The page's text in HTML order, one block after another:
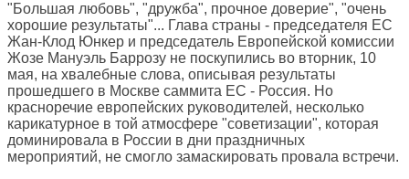
"Большая любовь", "дружба", прочное доверие", "очень
хорошие результаты"... Глава страны - председателя ЕС
Жан-Клод Юнкер и председатель Европейской комиссии
Жозе Мануэль Баррозу не поскупились во вторник, 10
мая, на хвалебные слова, описывая результаты
прошедшего в Москве саммита ЕС - Россия. Но
красноречие европейских руководителей, несколько
карикатурное в той атмосфере "советизации", которая
доминировала в России в дни праздничных
мероприятий, не смогло замаскировать провала встречи.